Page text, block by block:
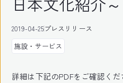
2019-04-25プレスリリース
施設・サービス
詳細は下記のPDFをご確認くだ